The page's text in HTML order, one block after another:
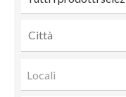
Locali